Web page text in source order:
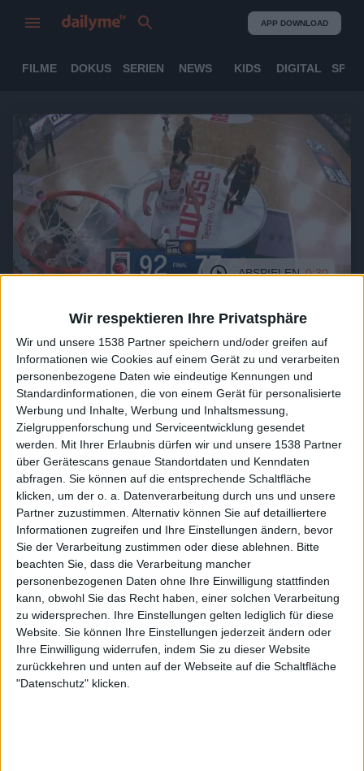
Wir respektieren Ihre Privatsphäre
Wir und unsere 1538 Partner speichern und/oder greifen auf
Informationen wie Cookies auf einem Gerät zu und verarbeiten
personenbezogene Daten wie eindeutige Kennungen und
Standardinformationen, die von einem Gerät für personalisierte
Werbung und Inhalte, Werbung und Inhaltsmessung,
Zielgruppenforschung und Serviceentwicklung gesendet
werden.
Mit Ihrer Erlaubnis dürfen wir und unsere 1538 Partner
über Gerätescans genaue Standortdaten und Kenndaten
abfragen. Sie können auf die entsprechende Schaltfläche
klicken, um der o. a. Datenverarbeitung durch uns und unsere
Partner zuzustimmen. Alternativ können Sie auf detailliertere
Informationen zugreifen und Ihre Einstellungen ändern, bevor
Sie der Verarbeitung zustimmen oder diese ablehnen.
Bitte
beachten Sie, dass die Verarbeitung mancher
personenbezogenen Daten ohne Ihre Einwilligung stattfinden
kann, obwohl Sie das Recht haben, einer solchen Verarbeitung
zu widersprechen. Ihre Einstellungen gelten lediglich für diese
Website. Sie können Ihre Einstellungen jederzeit ändern oder
Ihre Einwilligung widerrufen, indem Sie zu dieser Website
zurückkehren und unten auf der Webseite auf die Schaltfläche
"Datenschutz" klicken.
APP DOWNLOAD
FILME DOKUS SERIEN NEWS KIDS DIGITAL
ABSPIELEN 0:30
Brose Baskets TV
Play_of_the_Day_Bremerhaven.mp4
Inhalt:Play_of_the_Day_Bremerhaven.mp4 (13MB)
Alle Videos der Sendung
Empfehlungen für Dich:
Welt der Wunder - Gesundheit & Sport